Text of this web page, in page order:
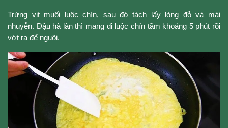
Trứng vịt muối luộc chín, sau đó tách lấy lòng đỏ và mài
nhuyễn. Đậu hà làn thì mang đi luộc chín tầm khoảng 5 phút rồi
vớt ra để nguội.